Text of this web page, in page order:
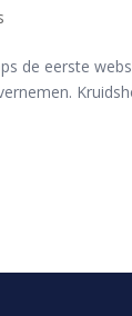
de eerste